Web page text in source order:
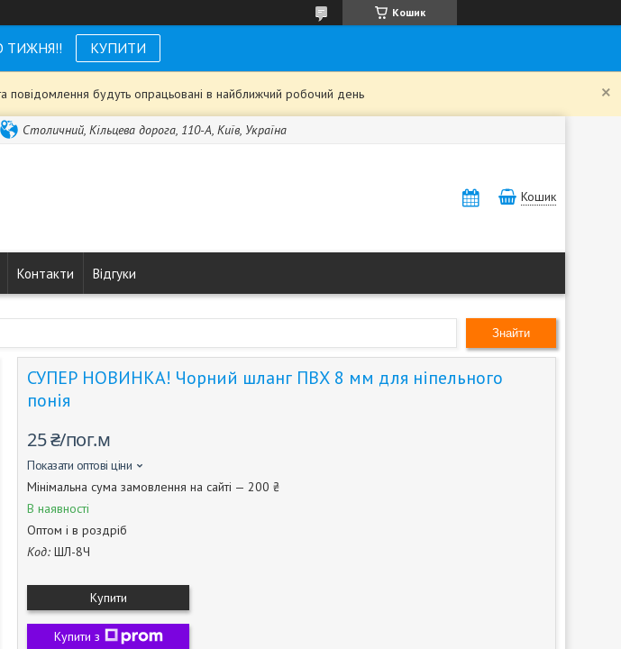
Кошик
ТИЖНЯ!! КУПИТИ
повідомлення будуть опрацьовані в найближчий робочий день
Столичний, Кільцева дорога, 110-А, Київ, Україна
Кошик
Контакти Відгуки
Знайти
СУПЕР НОВИНКА! Чорний шланг ПВХ 8 мм для ніпельного
понія
25 ₴/пог.м
Показати оптові ціни
Мінімальна сума замовлення на сайті — 200 ₴
В наявності
Оптом і в роздріб
Код: ШЛ-8Ч
Купити
Купити з